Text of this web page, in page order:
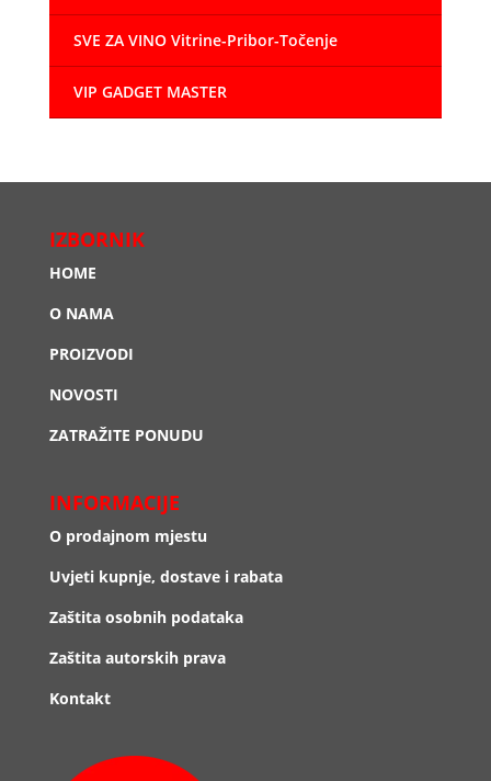
SVE ZA VINO Vitrine-Pribor-Točenje
VIP GADGET MASTER
IZBORNIK
HOME
O NAMA
PROIZVODI
NOVOSTI
ZATRAŽITE PONUDU
INFORMACIJE
O prodajnom mjestu
Uvjeti kupnje, dostave i rabata
Zaštita osobnih podataka
Zaštita autorskih prava
Kontakt